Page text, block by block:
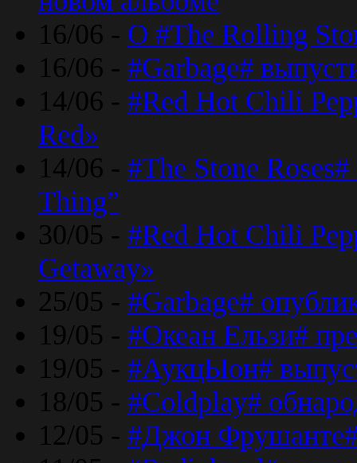
16/06 - О #The Rolling
16/06 - #Garbage#
14/06 - #Red Hot Chili
Red»
14/06 - #The Stone
Thing”
30/05 - #Red Hot Chili
Getaway»
25/05 - #Garbage#
19/05 - #Океан Ельзи#
19/05 - #АукцЫон#
18/05 - #Coldplay#
12/05 - #Джон